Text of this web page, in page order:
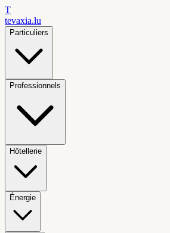
T
tevaxia.lu
Particuliers
Professionnels
Hôtellerie
Énergie